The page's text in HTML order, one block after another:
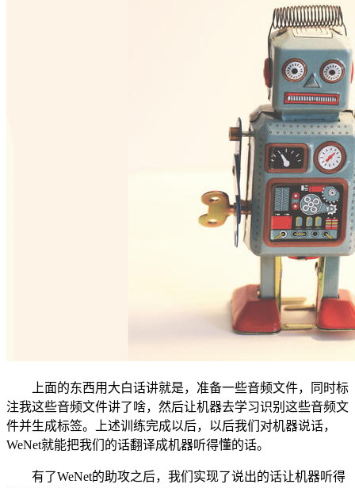
上面的东西用大白话讲就是，准备一些音频文件，同时标
注我这些音频文件讲了啥，然后让机器去学习识别这些音频文
件并生成标签。上述训练完成以后，以后我们对机器说话，
WeNet就能把我们的话翻译成机器听得懂的话。
有了WeNet的助攻之后，我们实现了说出的话让机器听得